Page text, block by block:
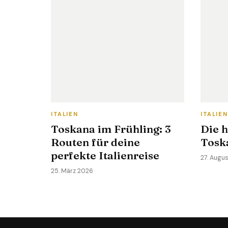
ITALIEN
Toskana im Frühling: 3
Routen für deine
perfekte Italienreise
25. März 2026
ITALIEN
Die
27.